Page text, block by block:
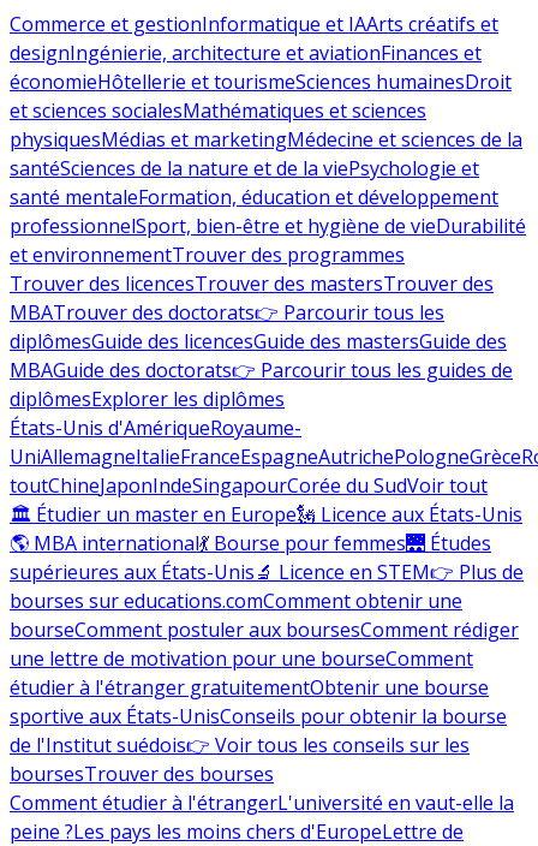
Commerce et gestionInformatique et IAArts créatifs et
designIngénierie, architecture et aviationFinances et
économieHôtellerie et tourismeSciences humainesDroit
et sciences socialesMathématiques et sciences
physiquesMédias et marketingMédecine et sciences de la
santéSciences de la nature et de la viePsychologie et
santé mentaleFormation, éducation et développement
professionnelSport, bien-être et hygiène de vieDurabilité
et environnementTrouver des programmes
Trouver des licencesTrouver des mastersTrouver des
MBATrouver des doctorats👉 Parcourir tous les
diplômesGuide des licencesGuide des mastersGuide des
MBAGuide des doctorats👉 Parcourir tous les guides de
diplômesExplorer les diplômes
États-Unis d'AmériqueRoyaume-
UniAllemagneItalieFranceEspagneAutrichePologneGrèce
toutChineJaponIndeSingapourCorée du SudVoir tout
🏛 Étudier un master en Europe🗽 Licence aux États-Unis
🌎 MBA international💃 Bourse pour femmes🌉 Études
supérieures aux États-Unis🔬 Licence en STEM👉 Plus de
bourses sur educations.comComment obtenir une
bourseComment postuler aux boursesComment rédiger
une lettre de motivation pour une bourseComment
étudier à l'étranger gratuitementObtenir une bourse
sportive aux États-UnisConseils pour obtenir la bourse
de l'Institut suédois👉 Voir tous les conseils sur les
boursesTrouver des bourses
Comment étudier à l'étrangerL'université en vaut-elle la
peine ?Les pays les moins chers d'EuropeLettre de